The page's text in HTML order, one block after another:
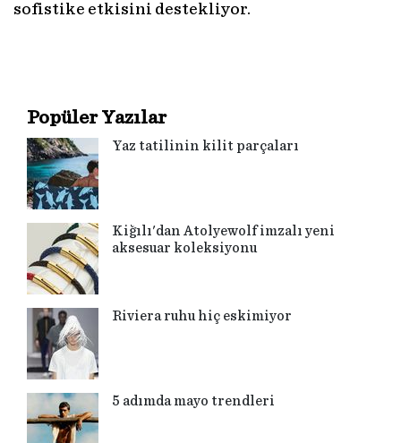
sofistike etkisini destekliyor.
Popüler Yazılar
Yaz tatilinin kilit parçaları
Kiğılı'dan Atolyewolf imzalı yeni
aksesuar koleksiyonu
Riviera ruhu hiç eskimiyor
5 adımda mayo trendleri